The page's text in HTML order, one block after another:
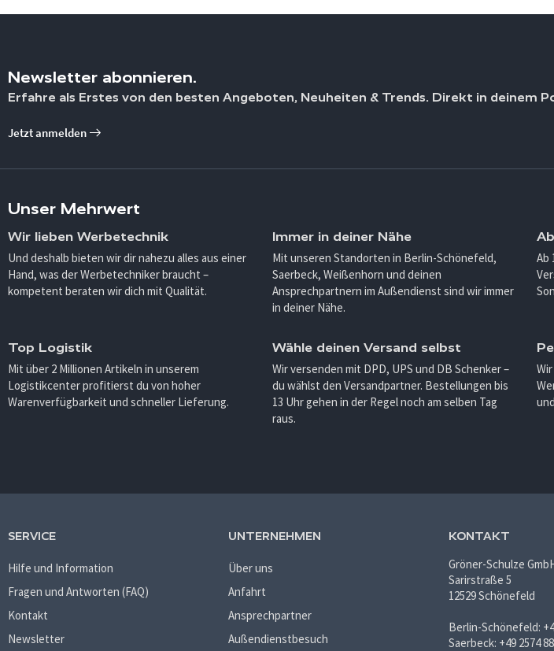
Newsletter abonnieren.
Erfahre als Erstes von den besten Angeboten, Neuheiten & Trends. Direkt in deinem
Jetzt anmelden
Unser Mehrwert
Wir lieben Werbetechnik
Und deshalb bieten wir dir nahezu alles aus einer
Hand, was der Werbetechniker braucht –
kompetent beraten wir dich mit Qualität.
Immer in deiner Nähe
Mit unseren Standorten in Berlin-Schönefeld,
Saerbeck, Weißenhorn und deinen
Ansprechpartnern im Außendienst sind wir immer
in deiner Nähe.
Ab
Top Logistik
Mit über 2 Millionen Artikeln in unserem
Logistikcenter profitierst du von hoher
Warenverfügbarkeit und schneller Lieferung.
Wähle deinen Versand selbst
Wir versenden mit DPD, UPS und DB Schenker –
du wählst den Versandpartner. Bestellungen bis
13 Uhr gehen in der Regel noch am selben Tag
raus.
SERVICE
Hilfe und Information
Fragen und Antworten (FAQ)
Kontakt
Newsletter
UNTERNEHMEN
Über uns
Anfahrt
Ansprechpartner
Außendienstbesuch
KONTAKT
Gröner-Schulze
Sarirstraße 5
12529 Schönefeld
Berlin-Schönefeld:
Saerbeck: +49 2574